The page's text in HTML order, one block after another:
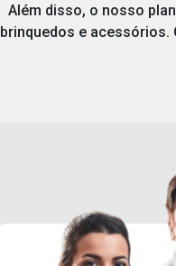
Além disso, o nosso
brinquedos e acessórios.